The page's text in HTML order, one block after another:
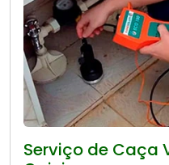
Serviço de Caça